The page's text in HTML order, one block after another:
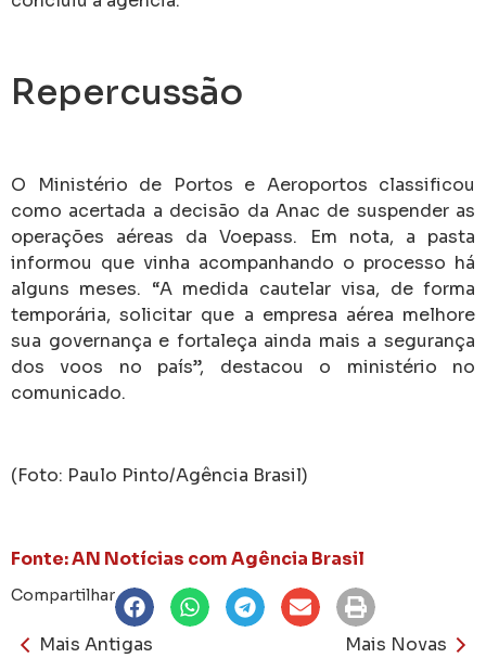
Repercussão
O Ministério de Portos e Aeroportos classificou
como acertada a decisão da Anac de suspender as
operações aéreas da Voepass. Em nota, a pasta
informou que vinha acompanhando o processo há
alguns meses. “A medida cautelar visa, de forma
temporária, solicitar que a empresa aérea melhore
sua governança e fortaleça ainda mais a segurança
dos voos no país”, destacou o ministério no
comunicado.
(Foto: Paulo Pinto/Agência Brasil)
Fonte: AN Notícias com Agência Brasil
Compartilhar
Mais Antigas Mais Novas